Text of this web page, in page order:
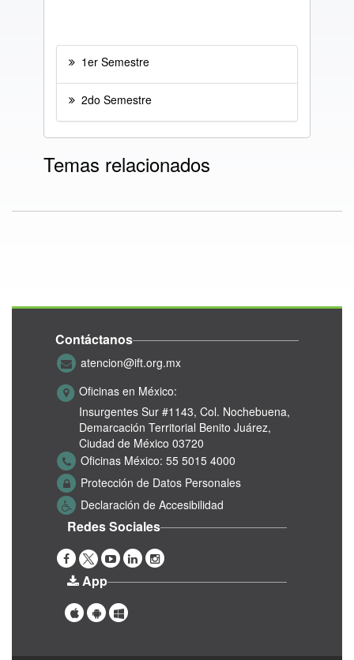
1er Semestre
2do Semestre
Temas relacionados
Contáctanos
atencion@ift.org.mx
Oficinas en México:
Insurgentes Sur #1143, Col. Nochebuena,
Demarcación Territorial Benito Juárez,
Ciudad de México 03720
Oficinas México: 55 5015 4000
Protección de Datos Personales
Declaración de Accesibilidad
Redes Sociales
App